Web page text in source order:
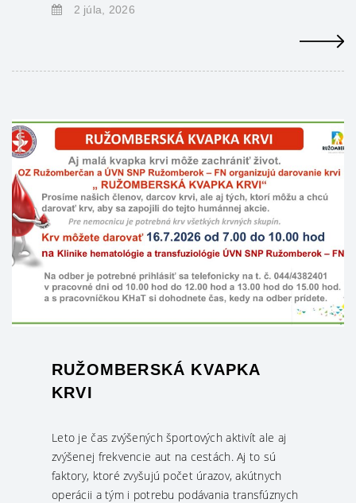
2 júla, 2026
RUŽOMBERSKÁ KVAPKA
KRVI
Leto je čas zvýšených športových aktivít ale aj
zvýšenej frekvencie aut na cestách. Aj to sú
faktory, ktoré zvyšujú počet úrazov, akútnych
operácii a tým i potrebu podávania transfúznych